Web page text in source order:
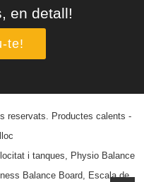
en detall!
te!
reservats. Productes calents -
i tanques
Physio Balance
Balance Board Escala de